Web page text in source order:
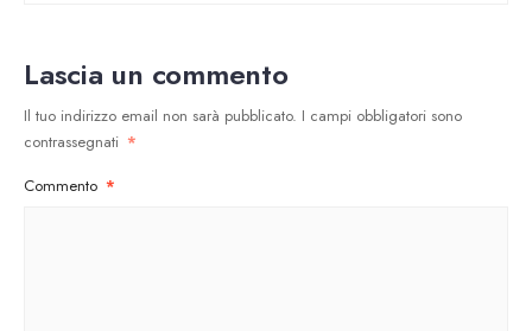
Lascia un commento
Il tuo indirizzo email non sarà pubblicato. I campi obbligatori sono
contrassegnati *
Commento *